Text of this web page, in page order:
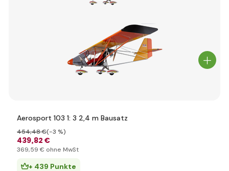
Aerosport 103 1: 3 2,4 m Bausatz
439,82 €
454,48 €(-3 %)
369,59 € ohne MwSt
+ 439 Punkte